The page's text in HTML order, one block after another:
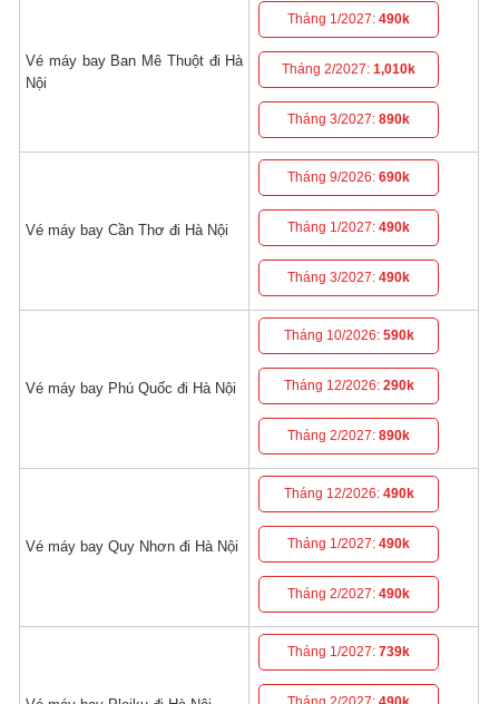
Vé máy bay Ban Mê Thuột đi Hà
Nội
Tháng 1/2027:490k
Tháng 2/2027:1,010k
Tháng 3/2027:890k
Vé máy bay Cần Thơ đi Hà Nội
Tháng 9/2026:690k
Tháng 1/2027:490k
Tháng 3/2027:490k
Vé máy bay Phú Quốc đi Hà Nội
Tháng 10/2026: 590k
Tháng 12/2026: 290k
Tháng 2/2027:890k
Vé máy bay Quy Nhơn đi Hà Nội
Tháng 12/2026: 490k
Tháng 1/2027:490k
Tháng 2/2027:490k
Tháng 1/2027:739k